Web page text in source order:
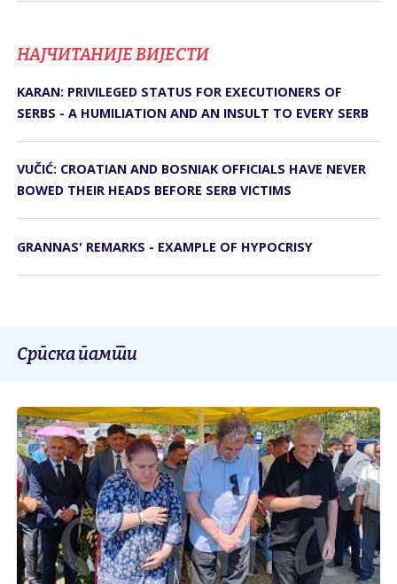
НАЈЧИТАНИЈЕ ВИЈЕСТИ
KARAN: PRIVILEGED STATUS FOR EXECUTIONERS OF
SERBS - A HUMILIATION AND AN INSULT TO EVERY SERB
VUČIĆ: CROATIAN AND BOSNIAK OFFICIALS HAVE NEVER
BOWED THEIR HEADS BEFORE SERB VICTIMS
GRANNAS' REMARKS - EXAMPLE OF HYPOCRISY
Српска памти